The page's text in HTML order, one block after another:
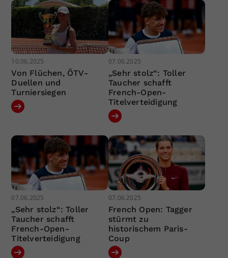
10.06.2025
Von Flüchen, ÖTV-
Duellen und
Turniersiegen
07.06.2025
„Sehr stolz“: Toller
Taucher schafft
French-Open-
Titelverteidigung
07.06.2025
„Sehr stolz“: Toller
Taucher schafft
French-Open-
Titelverteidigung
07.06.2025
French Open: Tagger
stürmt zu
historischem Paris-
Coup